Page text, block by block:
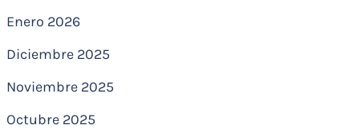
Enero 2026
Diciembre 2025
Noviembre 2025
Octubre 2025